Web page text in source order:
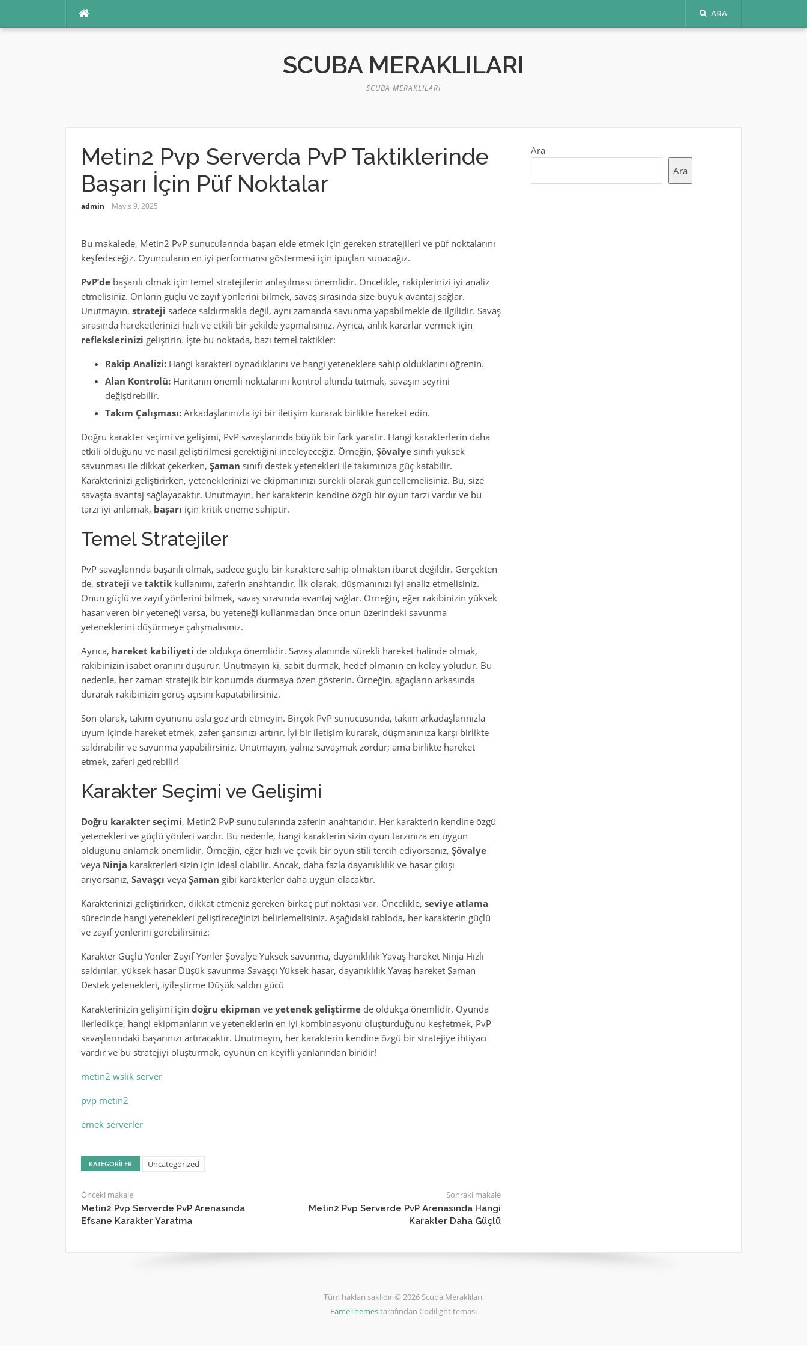
ARA
SCUBA MERAKLILARI
SCUBA MERAKLILARI
Metin2 Pvp Serverda PvP Taktiklerinde
Başarı İçin Püf Noktalar
admin Mayıs 9, 2025
Bu makalede, Metin2 PvP sunucularında başarı elde etmek için gereken stratejileri ve püf noktalarını
keşfedeceğiz. Oyuncuların en iyi performansı göstermesi için ipuçları sunacağız.
PvP’debaşarılı olmak için temel stratejilerin anlaşılması önemlidir. Öncelikle, rakiplerinizi iyi analiz
etmelisiniz. Onların güçlü ve zayıf yönlerini bilmek, savaş sırasında size büyük avantaj sağlar.
Unutmayın, strateji sadece saldırmakla değil, aynı zamanda savunma yapabilmekle de ilgilidir. Savaş
sırasında hareketlerinizi hızlı ve etkili bir şekilde yapmalısınız. Ayrıca, anlık kararlar vermek için
reflekslerinizi geliştirin. İşte bu noktada, bazı temel taktikler:
Rakip Analizi:Hangi karakteri oynadıklarını ve hangi yeteneklere sahip olduklarını öğrenin.
Alan Kontrolü:Haritanın önemli noktalarını kontrol altında tutmak, savaşın seyrini
değiştirebilir.
Takım Çalışması:Arkadaşlarınızla iyi bir iletişim kurarak birlikte hareket edin.
Doğru karakter seçimi ve gelişimi, PvP savaşlarında büyük bir fark yaratır. Hangi karakterlerin daha
etkili olduğunu ve nasıl geliştirilmesi gerektiğini inceleyeceğiz. Örneğin, Şövalyesınıfı yüksek
savunması ile dikkat çekerken, Şaman sınıfı destek yetenekleri ile takımınıza güç katabilir.
Karakterinizi geliştirirken, yeteneklerinizi ve ekipmanınızı sürekli olarak güncellemelisiniz. Bu, size
savaşta avantaj sağlayacaktır. Unutmayın, her karakterin kendine özgü bir oyun tarzı vardır ve bu
tarzı iyi anlamak, başarı için kritik öneme sahiptir.
Temel Stratejiler
PvP savaşlarında başarılı olmak, sadece güçlü bir karaktere sahip olmaktan ibaret değildir. Gerçekten
de, strateji ve taktikkullanımı, zaferin anahtarıdır. İlk olarak, düşmanınızı iyi analiz etmelisiniz.
Onun güçlü ve zayıf yönlerini bilmek, savaş sırasında avantaj sağlar. Örneğin, eğer rakibinizin yüksek
hasar veren bir yeteneği varsa, bu yeteneği kullanmadan önce onun üzerindeki savunma
yeteneklerini düşürmeye çalışmalısınız.
Ayrıca, hareket kabiliyeti de oldukça önemlidir. Savaş alanında sürekli hareket halinde olmak,
rakibinizin isabet oranını düşürür. Unutmayın ki, sabit durmak, hedef olmanın en kolay yoludur. Bu
nedenle, her zaman stratejik bir konumda durmaya özen gösterin. Örneğin, ağaçların arkasında
durarak rakibinizin görüş açısını kapatabilirsiniz.
Son olarak, takım oyununu asla göz ardı etmeyin. Birçok PvP sunucusunda, takım arkadaşlarınızla
uyum içinde hareket etmek, zafer şansınızı artırır. İyi bir iletişim kurarak, düşmanınıza karşı birlikte
saldırabilir ve savunma yapabilirsiniz. Unutmayın, yalnız savaşmak zordur; ama birlikte hareket
etmek, zaferi getirebilir!
Karakter Seçimi ve Gelişimi
Doğru karakter seçimi, Metin2 PvP sunucularında zaferin anahtarıdır. Her karakterin kendine özgü
yetenekleri ve güçlü yönleri vardır. Bu nedenle, hangi karakterin sizin oyun tarzınıza en uygun
olduğunu anlamak önemlidir. Örneğin, eğer hızlı ve çevik bir oyun stili tercih ediyorsanız, Şövalye
veya Ninja karakterleri sizin için ideal olabilir. Ancak, daha fazla dayanıklılık ve hasar çıkışı
arıyorsanız, Savaşçı veya Şaman gibi karakterler daha uygun olacaktır.
Karakterinizi geliştirirken, dikkat etmeniz gereken birkaç püf noktası var. Öncelikle, seviye atlama
sürecinde hangi yetenekleri geliştireceğinizi belirlemelisiniz. Aşağıdaki tabloda, her karakterin güçlü
ve zayıf yönlerini görebilirsiniz:
Karakter Güçlü Yönler Zayıf Yönler Şövalye Yüksek savunma, dayanıklılık Yavaş hareket Ninja Hızlı
saldırılar, yüksek hasar Düşük savunma Savaşçı Yüksek hasar, dayanıklılık Yavaş hareket Şaman
Destek yetenekleri, iyileştirme Düşük saldırı gücü
Karakterinizin gelişimi için doğru ekipman ve yetenek geliştirmede oldukça önemlidir. Oyunda
ilerledikçe, hangi ekipmanların ve yeteneklerin en iyi kombinasyonu oluşturduğunu keşfetmek, PvP
savaşlarındaki başarınızı artıracaktır. Unutmayın, her karakterin kendine özgü bir stratejiye ihtiyacı
vardır ve bu stratejiyi oluşturmak, oyunun en keyifli yanlarından biridir!
metin2 wslik server
pvp metin2
emek serverler
KATEGORILER Uncategorized
Önceki makale
Metin2 Pvp Serverde PvP Arenasında
Efsane Karakter Yaratma
Sonraki makale
Metin2 Pvp Serverde PvP Arenasında Hangi
Karakter Daha Güçlü
Ara
Ara
Tüm hakları saklıdır © 2026 Scuba Meraklıları.
FameThemestarafından Codilight teması